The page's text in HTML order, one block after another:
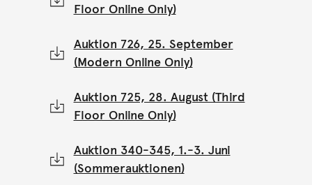
Floor Online Only)
Auktion 726, 25. September
(Modern Online Only)
Auktion 725, 28. August (Third
Floor Online Only)
Auktion 340-345, 1.-3. Juni
(Sommerauktionen)